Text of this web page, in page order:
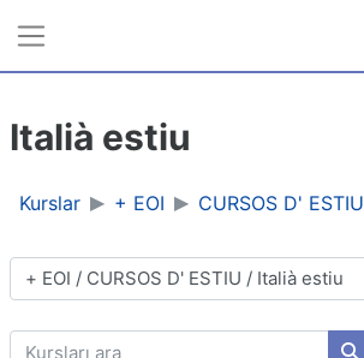
Italià estiu
Kurslar + EOI CURSOS D' ESTIU
Kurs Kategorileri
Kursları ara